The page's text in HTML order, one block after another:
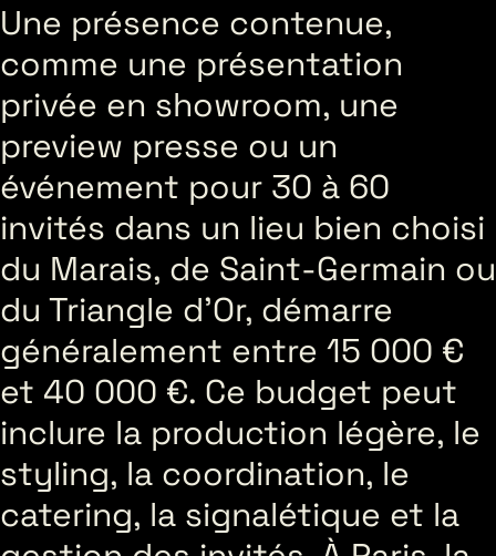
Une présence contenue,
comme une présentation
privée en showroom, une
preview presse ou un
événement pour 30 à 60
invités dans un lieu bien choisi
du Marais, de Saint-Germain ou
du Triangle d’Or, démarre
généralement entre 15 000 €
et 40 000 €. Ce budget peut
inclure la production légère, le
styling, la coordination, le
catering, la signalétique et la